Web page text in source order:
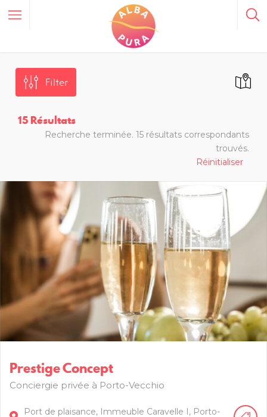
Filter
15 Résultats
Recherche terminée. 15 résultats correspondants
trouvés.
Réinitialiser
Prestige Concept
Conciergie privée à Porto-Vecchio
Port de plaisance, Immeuble Caravelle I
Porto-